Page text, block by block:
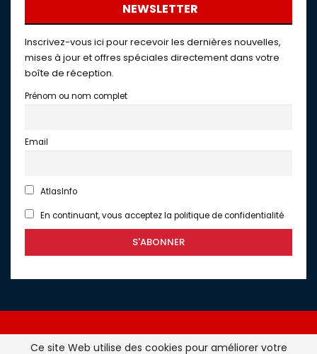
NEWSLETTER
Inscrivez-vous ici pour recevoir les dernières nouvelles,
mises à jour et offres spéciales directement dans votre
boîte de réception.
Prénom ou nom complet
Email
AtlasInfo
En continuant, vous acceptez la politique de confidentialité
Ce site Web utilise des cookies pour améliorer votre